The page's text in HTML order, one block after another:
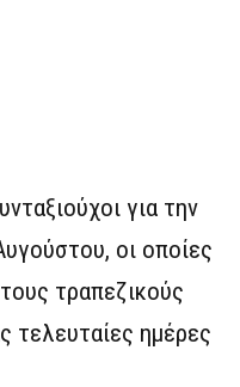
για την
οι οποίες
τραπεζικούς
τελευταίες ημέρες